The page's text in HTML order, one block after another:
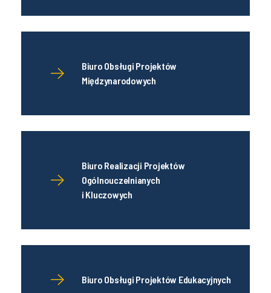
Biuro Obsługi Projektów
Międzynarodowych
Biuro Realizacji Projektów
Ogólnouczelnianych
i Kluczowych
Biuro Obsługi Projektów Edukacyjnych